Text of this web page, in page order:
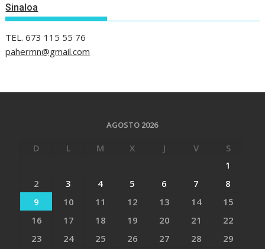
Sinaloa
TEL. 673 115 55 76
pahermn@gmail.com
AGOSTO 2026
D L M X J V
S
1
2
3 4 5 6 7
8
9
10 11 12 13 14
15
16
17 18 19 20 21
22
23
24 25 26 27 28 29